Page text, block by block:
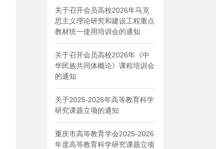
关于召开会员高校2026年马克
思主义理论研究和建设工程重点
教材统一使用培训会的通知
关于召开会员高校2026年《中
华民族共同体概论》课程培训会
的通知
关于2025-2026年高等教育科学
研究课题立项的通知
重庆市高等教育学会2025-2026
年度高等教育科学研究课题立项